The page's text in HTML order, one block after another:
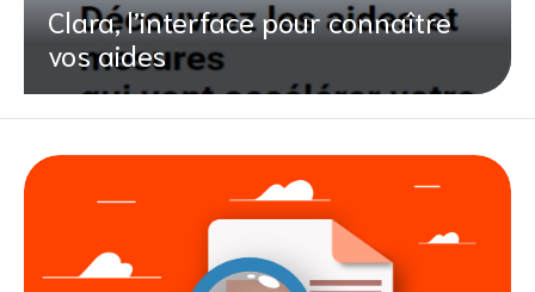
Clara, l’interface pour connaître
vos aides